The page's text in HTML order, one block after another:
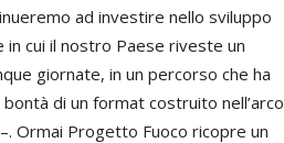
ad investire nello sviluppo
cui il nostro Paese riveste un
giornate, in un percorso che ha
di un format costruito nell’arco
Ormai Progetto Fuoco ricopre un